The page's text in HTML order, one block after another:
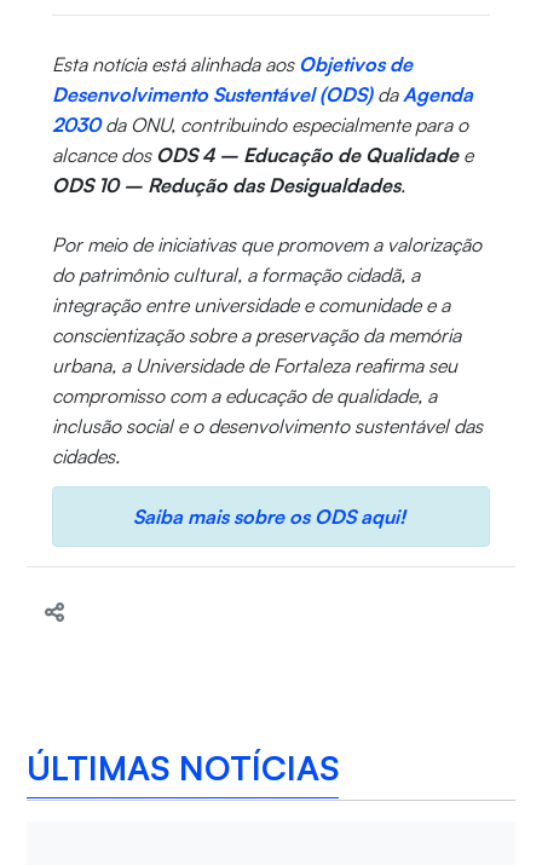
Esta notícia está alinhada aos Objetivos de
Desenvolvimento Sustentável (ODS) daAgenda
2030da ONU, contribuindo especialmente para o
alcance dos ODS 4 – Educação de Qualidadee
ODS 10 – Redução das Desigualdades.
Por meio de iniciativas que promovem a valorização
do patrimônio cultural, a formação cidadã, a
integração entre universidade e comunidade e a
conscientização sobre a preservação da memória
urbana, a Universidade de Fortaleza reafirma seu
compromisso com a educação de qualidade, a
inclusão social e o desenvolvimento sustentável das
cidades.
Saiba mais sobre os ODS aqui!
ÚLTIMAS NOTÍCIAS